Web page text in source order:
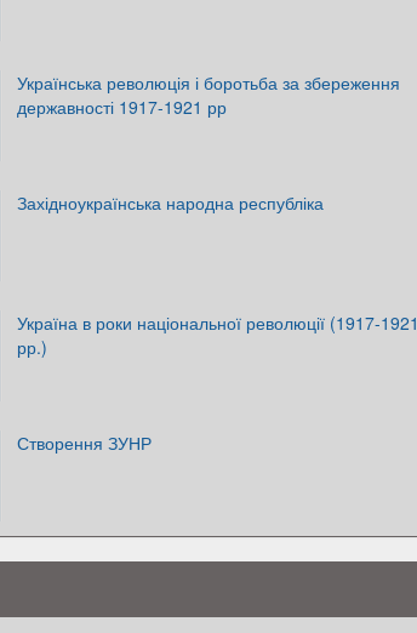
Українська революція і боротьба за збереження
державності 1917-1921 рр
Західноукраїнська народна республіка
Україна в роки національної революції (1917-1921
рр.)
Створення ЗУНР